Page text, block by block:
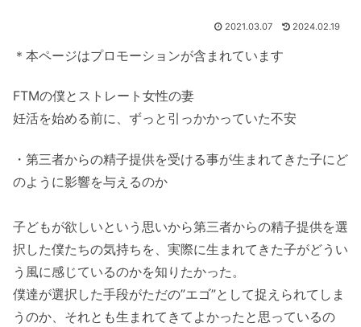
2021.03.07 2024.02.19
＊本ページはプロモーションが含まれています
FTMの僕とストレート女性の妻
妊活を始める前に、ずっと引っかかっていた不安
・第三者からの精子提供を受ける事が生まれてきた子にど
のように影響を与えるのか
子どもが欲しいという思いから第三者からの精子提供を選
択した僕たちの気持ちを、実際に生まれてきた子がどうい
う風に感じているのかを知りたかった。
僕達が選択した手段がただの”エゴ”として捉えられてしま
うのか、それとも生まれてきてよかったと思っているの